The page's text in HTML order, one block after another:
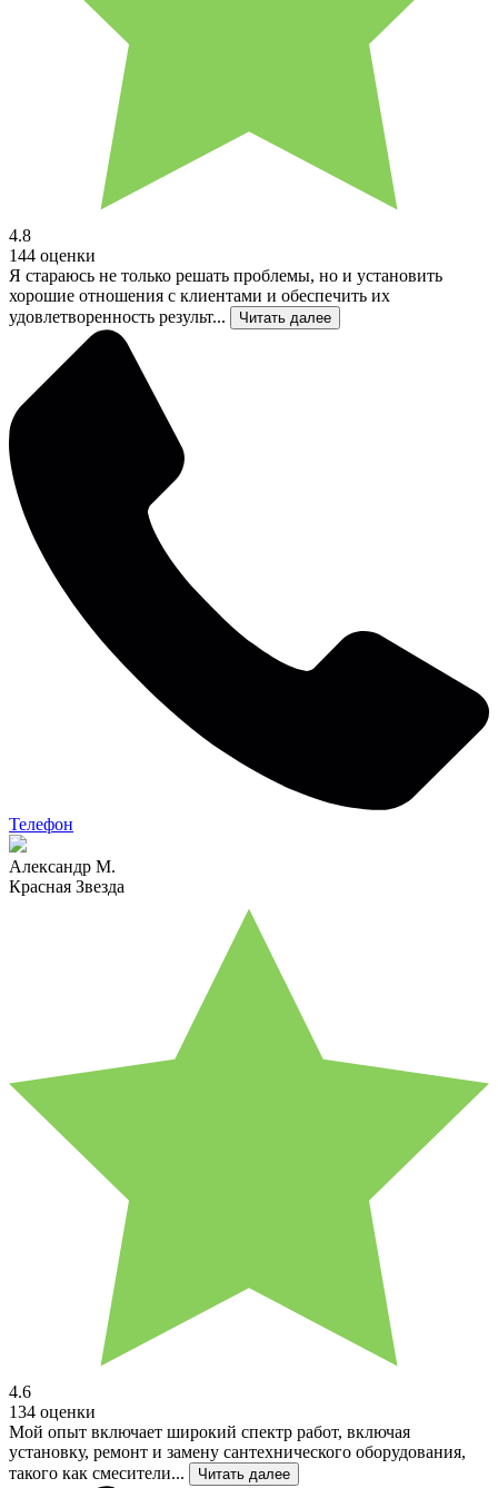
4.8
144 оценки
Я стараюсь не только решать проблемы, но и установить
хорошие отношения с клиентами и обеспечить их
удовлетворенность результ...
Читать далее
Телефон
Александр М.
Красная Звезда
4.6
134 оценки
Мой опыт включает широкий спектр работ, включая
установку, ремонт и замену сантехнического оборудования,
такого как смесители...
Читать далее